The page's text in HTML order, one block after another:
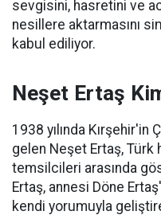
sevgisini, hasretini ve
nesillere aktarmasını
kabul ediliyor.
Neşet Ertaş
1938 yılında
gelen Neşet Ertaş, Türk
temsilcileri arasında
Ertaş, annesi Döne
kendi yorumuyla